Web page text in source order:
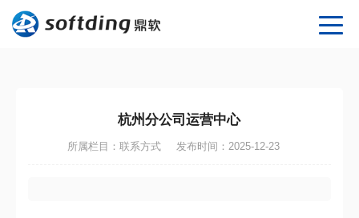
杭州分公司运营中心
所属栏目：联系方式 发布时间：2025-12-23